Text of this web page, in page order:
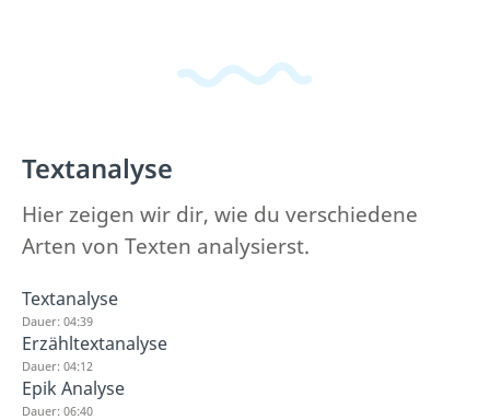
Textanalyse
Hier zeigen wir dir, wie du verschiedene
Arten von Texten analysierst.
Textanalyse
Dauer: 04:39
Erzähltextanalyse
Dauer: 04:12
Epik Analyse
Dauer: 06:40